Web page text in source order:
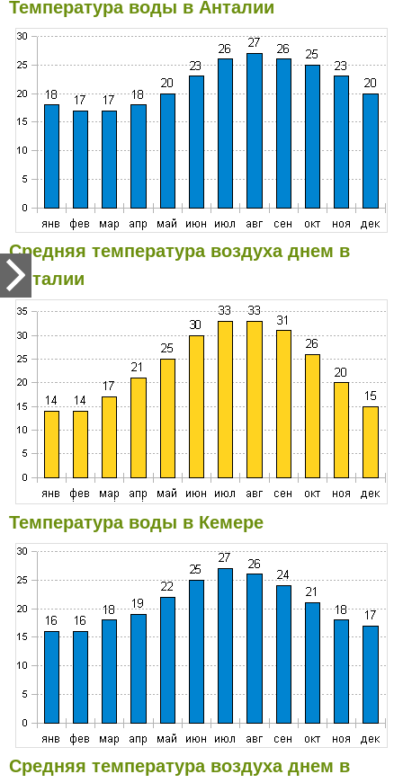
Температура воды в Анталии
Средняя температура воздуха днем в
Анталии
Температура воды в Кемере
Средняя температура воздуха днем в